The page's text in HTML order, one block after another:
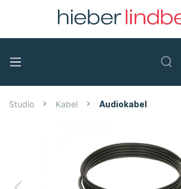
Studio Kabel Audiokabel